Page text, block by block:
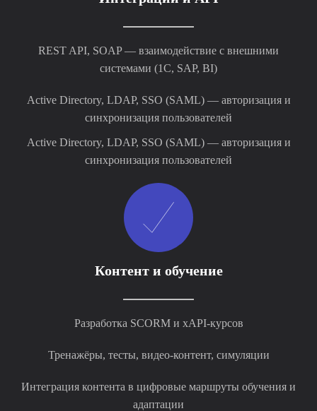
REST API, SOAP — взаимодействие с внешними
системами (1С, SAP, BI)
Active Directory, LDAP, SSO (SAML) — авторизация и
синхронизация пользователей
Active Directory, LDAP, SSO (SAML) — авторизация и
синхронизация пользователей
Контент и обучение
Разработка SCORM и xAPI-курсов
Тренажёры, тесты, видео-контент, симуляции
Интеграция контента в цифровые маршруты обучения и
адаптации